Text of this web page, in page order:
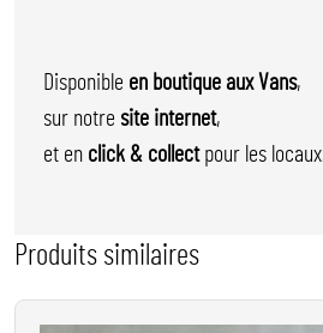
Disponible en boutique aux Vans,
sur notre site internet,
et en click & collectpour les
Produits similaires